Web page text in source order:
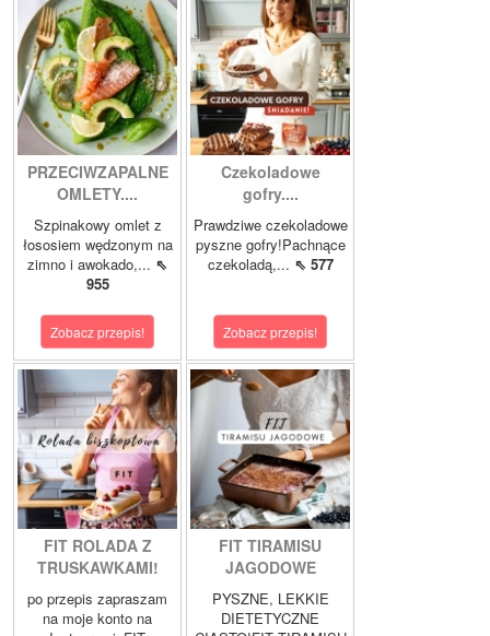
PRZECIWZAPALNE
OMLETY....
Szpinakowy omlet z
łososiem wędzonym na
zimno i awokado,... ⇖
955
Zobacz przepis!
Czekoladowe
gofry....
Prawdziwe czekoladowe
pyszne gofry!Pachnące
czekoladą,... ⇖ 577
Zobacz przepis!
FIT ROLADA Z
TRUSKAWKAMI!
po przepis zapraszam
na moje konto na
FIT TIRAMISU
JAGODOWE
PYSZNE, LEKKIE
DIETETYCZNE